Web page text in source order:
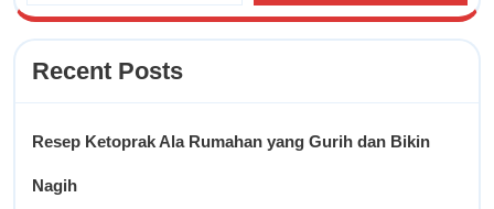
Recent Posts
Resep Ketoprak Ala Rumahan yang Gurih dan Bikin
Nagih